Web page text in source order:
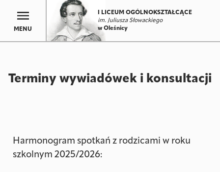
MENU
I LICEUM OGÓLNOKSZTAŁCĄCE
im. Juliusza Słowackiego
w Oleśnicy
Terminy wywiadówek i konsultacji
Harmonogram spotkań z rodzicami w roku
szkolnym 2025/2026: